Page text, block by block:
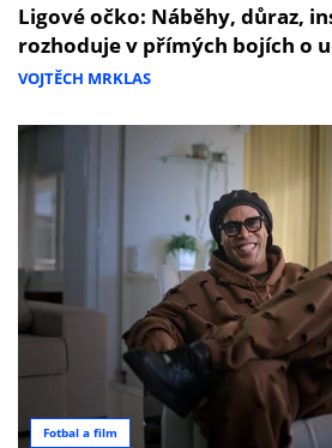
Ligové očko: Náběhy, důraz,
rozhoduje v přímých bojích o
VOJTĚCH MRKLAS
Fotbal a film